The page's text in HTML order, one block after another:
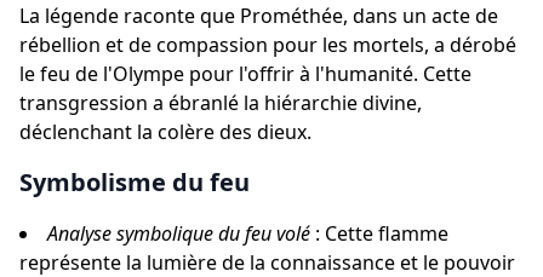
La légende raconte que Prométhée, dans un acte de
rébellion et de compassion pour les mortels, a dérobé
le feu de l'Olympe pour l'offrir à l'humanité. Cette
transgression a ébranlé la hiérarchie divine,
déclenchant la colère des dieux.
Symbolisme du feu
Analyse symbolique du feu volé : Cette flamme
représente la lumière de la connaissance et le pouvoir